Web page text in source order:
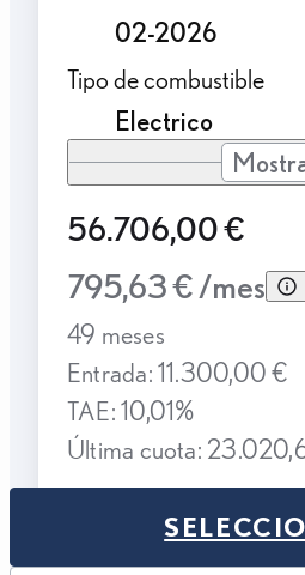
02-2026
Tipo de combustible
Electrico
56.706,00 €
795,63 € /mes
49 meses
Entrada: 11.300,00 €
TAE: 10,01%
Última cuota: